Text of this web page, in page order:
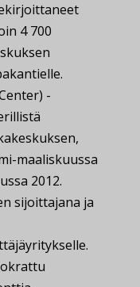
4 700
-
maaliskuussa
2012.
sijoittajana ja